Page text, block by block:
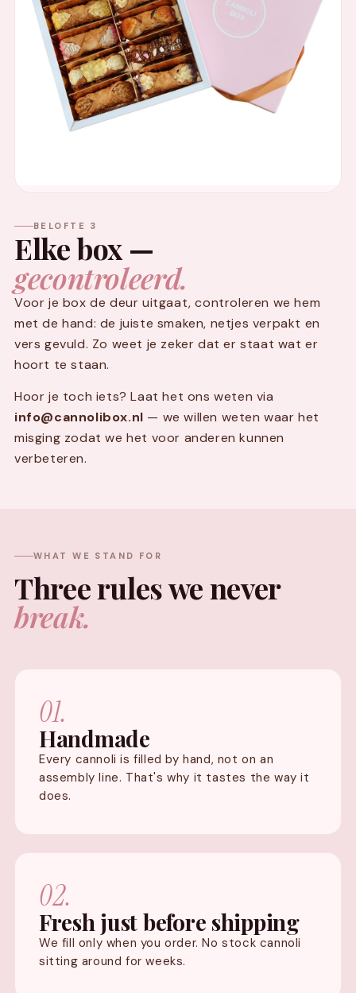
BELOFTE 3
Elke box —
gecontroleerd.
Voor je box de deur uitgaat, controleren we hem
met de hand: de juiste smaken, netjes verpakt en
vers gevuld. Zo weet je zeker dat er staat wat er
hoort te staan.
Hoor je toch iets? Laat het ons weten via
info@cannolibox.nl — we willen weten waar het
misging zodat we het voor anderen kunnen
verbeteren.
WHAT WE STAND FOR
Three rules we never
break.
01.
Handmade
Every cannoli is filled by hand, not on an
assembly line. That's why it tastes the way it
does.
02.
Fresh just before shipping
We fill only when you order. No stock cannoli
sitting around for weeks.